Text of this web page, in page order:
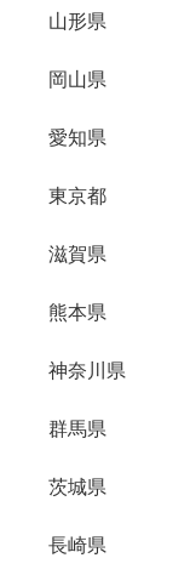
山形県
岡山県
愛知県
東京都
滋賀県
熊本県
神奈川県
群馬県
茨城県
長崎県